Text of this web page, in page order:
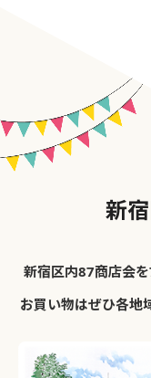
新
新宿区内87商店会
お買い物はぜひ各地